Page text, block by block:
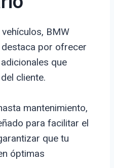
BMW
por ofrecer
que
cliente.
mantenimiento,
para facilitar el
que tu
óptimas